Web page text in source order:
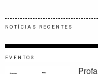
NOTÍCIAS RECENTES
EVENTOS